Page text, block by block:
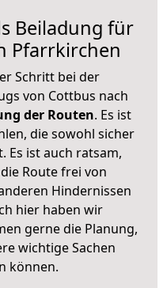
Beiladung für
Pfarrkirchen
Schritt bei der
von Cottbus nach
der Routen. Es ist
die sowohl sicher
Es ist auch ratsam,
Route frei von
Hindernissen
hier haben wir
gerne die Planung,
wichtige Sachen
können.